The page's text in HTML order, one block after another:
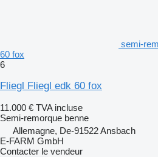
semi-
60 fox
6
Fliegl Fliegl edk 60 fox
11.000 € TVA incluse
Semi-remorque benne
Allemagne, De-91522 Ansbach
E-FARM GmbH
Contacter le vendeur